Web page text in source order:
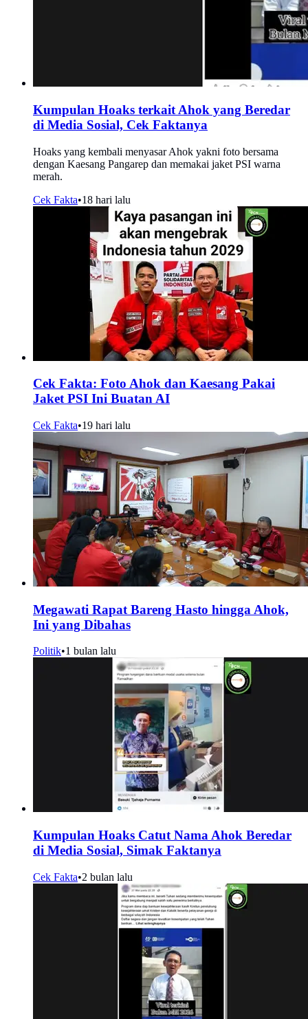
Kumpulan Hoaks terkait Ahok yang Beredar
di Media Sosial, Cek Faktanya
Hoaks yang kembali menyasar Ahok yakni foto bersama
dengan Kaesang Pangarep dan memakai jaket PSI warna
merah.
Cek Fakta•18 hari lalu
Cek Fakta: Foto Ahok dan Kaesang Pakai
Jaket PSI Ini Buatan AI
Cek Fakta•19 hari lalu
Megawati Rapat Bareng Hasto hingga Ahok,
Ini yang Dibahas
Politik•1 bulan lalu
Kumpulan Hoaks Catut Nama Ahok Beredar
di Media Sosial, Simak Faktanya
Cek Fakta•2 bulan lalu